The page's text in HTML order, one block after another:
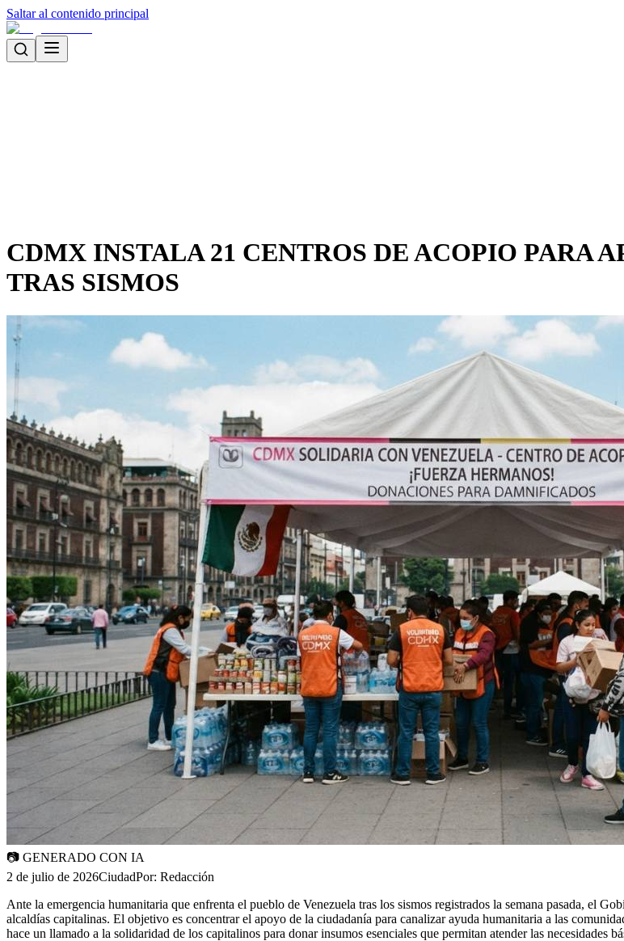
Saltar al contenido principal
CDMX INSTALA 21 CENTROS DE ACOPIO PARA
TRAS SISMOS
📷 GENERADO CON IA
2 de julio de 2026CiudadPor: Redacción
Ante la emergencia humanitaria que enfrenta el pueblo de Venezuela tras los sismos registrados la semana pasada, el
alcaldías capitalinas. El objetivo es concentrar el apoyo de la ciudadanía para canalizar ayuda humanitaria a las
hace un llamado a la solidaridad de los capitalinos para donar insumos esenciales que permitan atender las necesidades